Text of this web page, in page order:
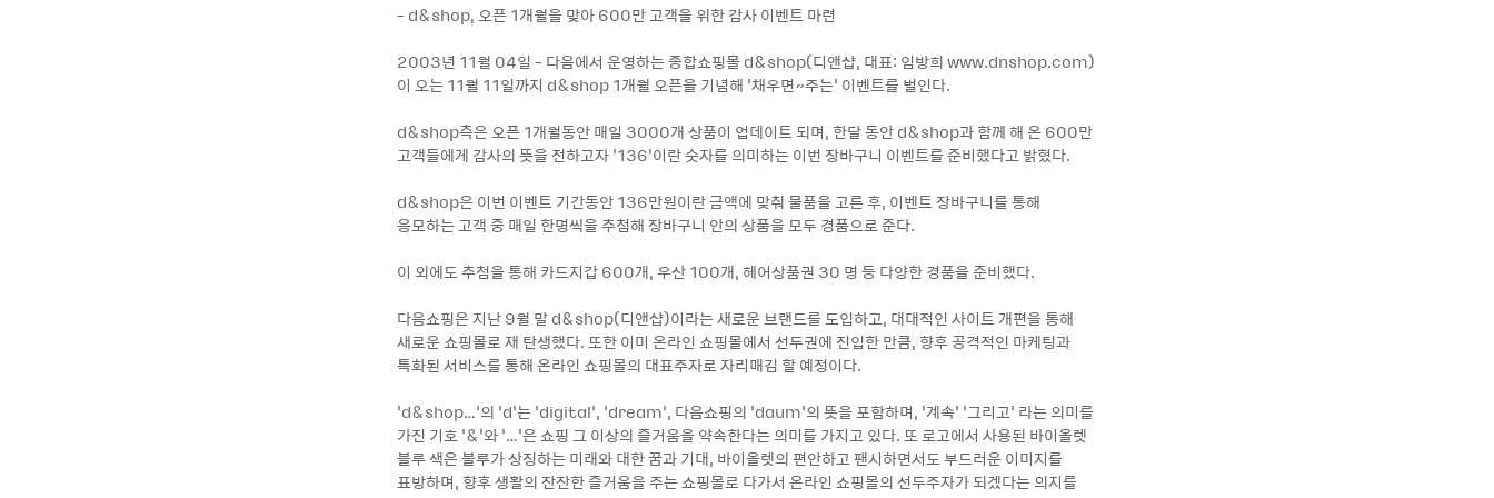
- d&shop, 오픈 1개월을 맞아 600만 고객을 위한 감사 이벤트 마련
2003년 11월 04일 - 다음에서 운영하는 종합쇼핑몰 d&shop(디앤샵, 대표: 임방희 www.dnshop.com)
이 오는 11월 11일까지 d&shop 1개월 오픈을 기념해 ‘채우면~주는’ 이벤트를 벌인다.
d&shop측은 오픈 1개월동안 매일 3000개 상품이 업데이트 되며, 한달 동안 d&shop과 함께 해 온 600만
고객들에게 감사의 뜻을 전하고자 ‘136’이란 숫자를 의미하는 이번 장바구니 이벤트를 준비했다고 밝혔다.
d&shop은 이번 이벤트 기간동안 136만원이란 금액에 맞춰 물품을 고른 후, 이벤트 장바구니를 통해
응모하는 고객 중 매일 한명씩을 추첨해 장바구니 안의 상품을 모두 경품으로 준다.
이 외에도 추첨을 통해 카드지갑 600개, 우산 100개, 헤어상품권 30 명 등 다양한 경품을 준비했다.
다음쇼핑은 지난 9월 말 d&shop(디앤샵)이라는 새로운 브랜드를 도입하고, 대대적인 사이트 개편을 통해
새로운 쇼핑몰로 재 탄생했다. 또한 이미 온라인 쇼핑몰에서 선두권에 진입한 만큼, 향후 공격적인 마케팅과
특화된 서비스를 통해 온라인 쇼핑몰의 대표주자로 자리매김 할 예정이다.
‘d&shop…’의 ‘d’는 ‘digital’, ‘dream’, 다음쇼핑의 ‘daum’의 뜻을 포함하며, ‘계속’ ‘그리고’ 라는 의미를
가진 기호 ‘&’와 ‘…’은 쇼핑 그 이상의 즐거움을 약속한다는 의미를 가지고 있다. 또 로고에서 사용된 바이올렛
블루 색은 블루가 상징하는 미래와 대한 꿈과 기대, 바이올렛의 편안하고 팬시하면서도 부드러운 이미지를
표방하며, 향후 생활의 잔잔한 즐거움을 주는 쇼핑몰로 다가서 온라인 쇼핑몰의 선두주자가 되겠다는 의지를